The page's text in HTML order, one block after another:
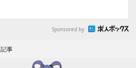
Sponsored by
記事